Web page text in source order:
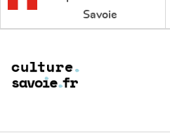
Savoie